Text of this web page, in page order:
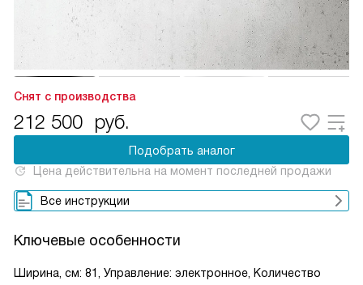
Снят с производства
212 500 руб.
Подобрать аналог
Цена действительна на момент последней продажи
Все инструкции
Ключевые особенности
Ширина, см: 81, Управление: электронное, Количество